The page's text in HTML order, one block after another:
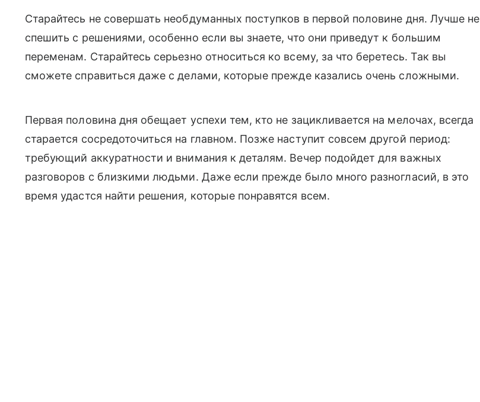
Старайтесь не совершать необдуманных поступков в первой половине дня. Лучше не
спешить с решениями, особенно если вы знаете, что они приведут к большим
переменам. Старайтесь серьезно относиться ко всему, за что беретесь. Так вы
сможете справиться даже с делами, которые прежде казались очень сложными.
Первая половина дня обещает успехи тем, кто не зацикливается на мелочах, всегда
старается сосредоточиться на главном. Позже наступит совсем другой период:
требующий аккуратности и внимания к деталям. Вечер подойдет для важных
разговоров с близкими людьми. Даже если прежде было много разногласий, в это
время удастся найти решения, которые понравятся всем.